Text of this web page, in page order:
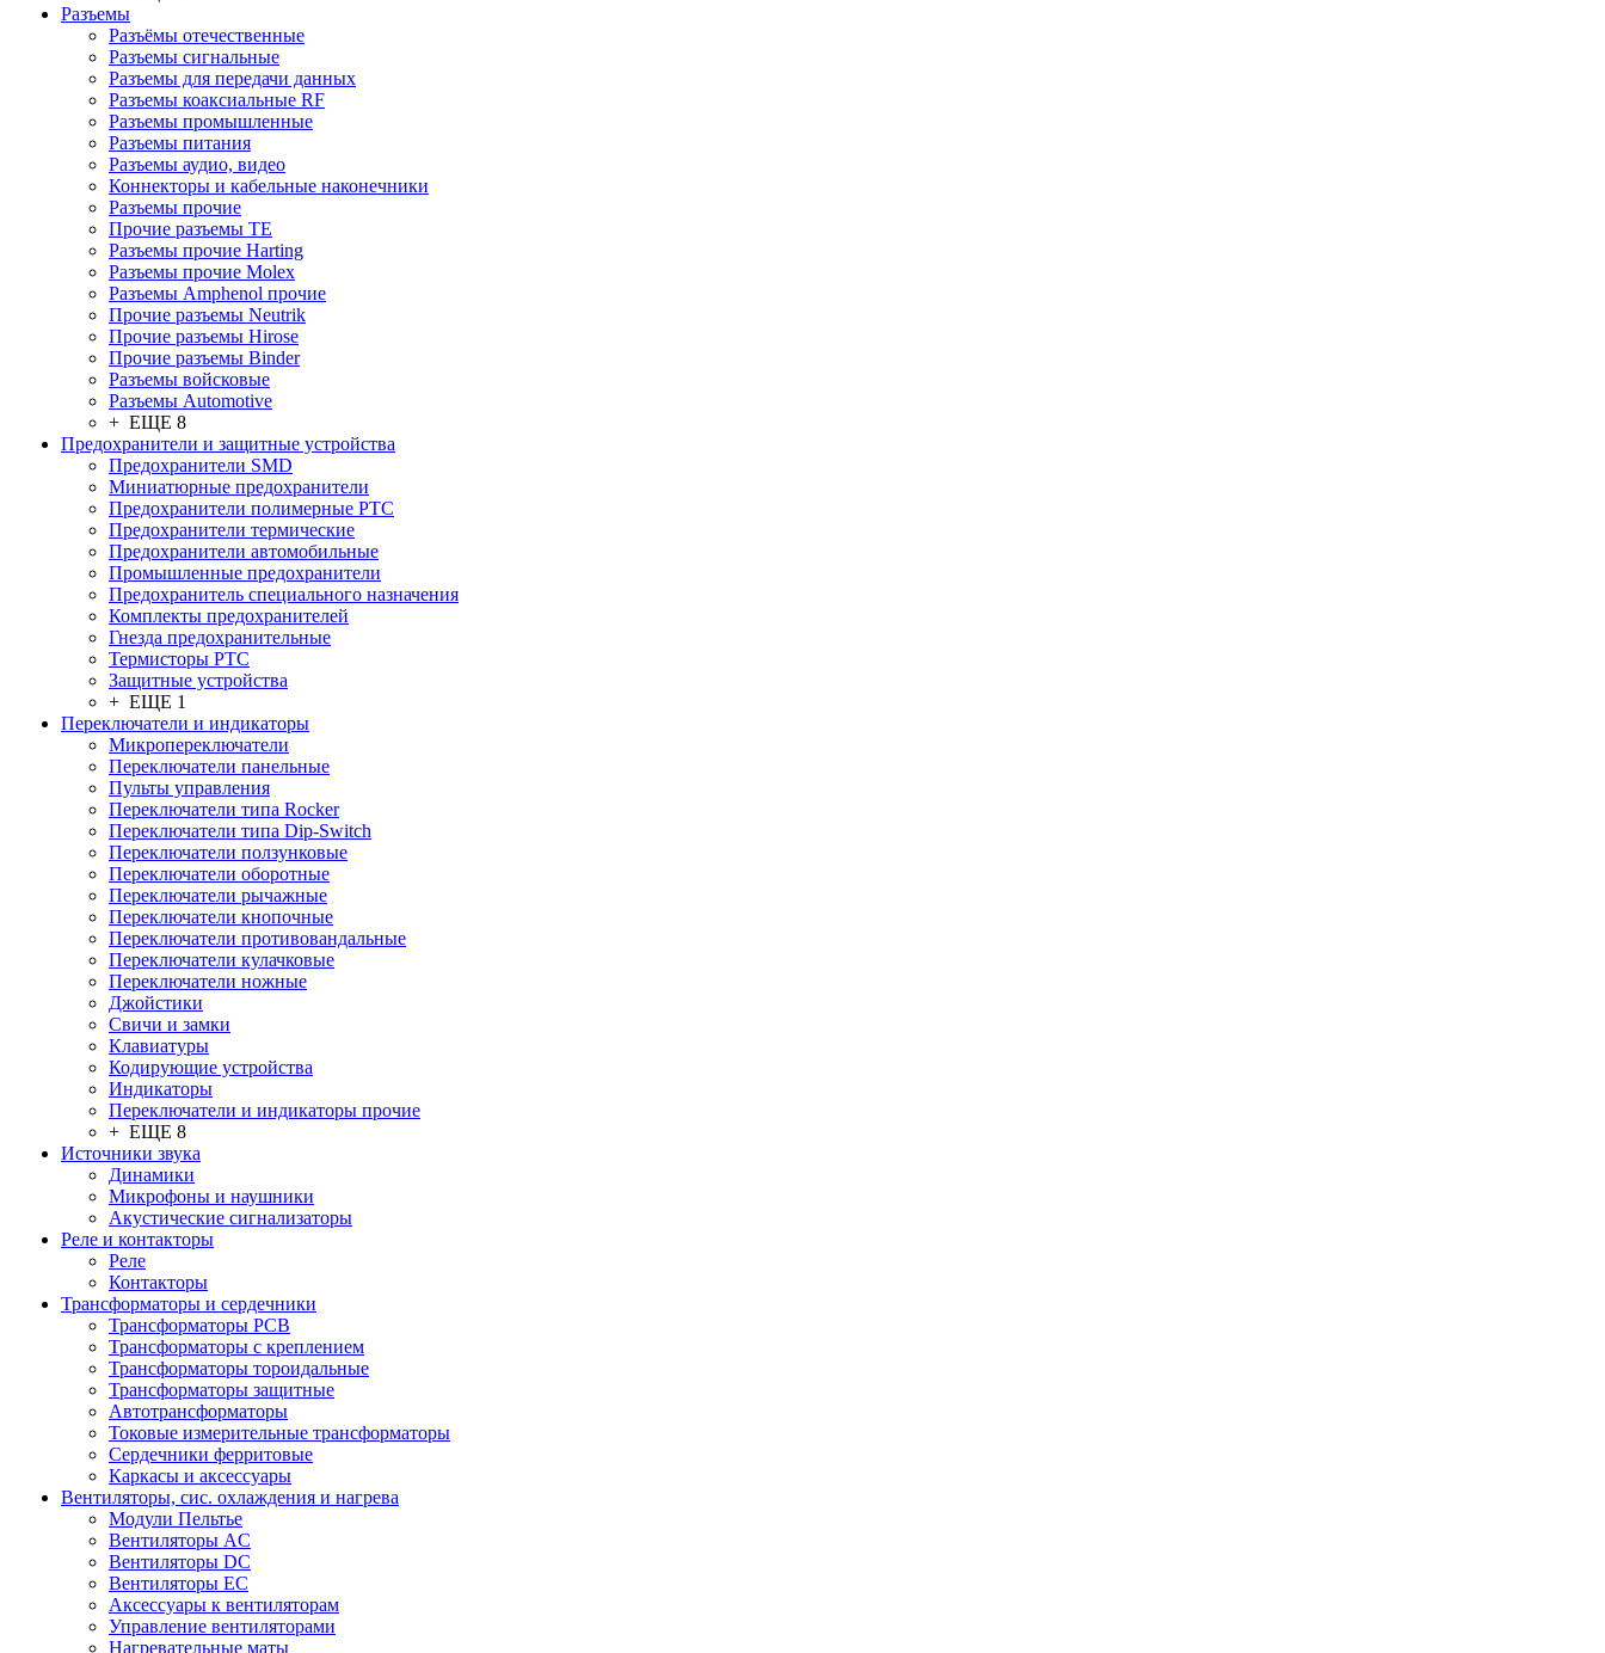
Разъeмы
Разъёмы отечественные
Разъeмы сигнальные
Разъeмы для передачи данных
Разъeмы коаксиальные RF
Разъeмы промышленные
Разъeмы питания
Разъeмы аудио, видео
Коннекторы и кабельные наконечники
Разъeмы прочие
Прочие разъемы TE
Разъемы прочие Harting
Разъемы прочие Molex
Разъемы Amphenol прочие
Прочие разъемы Neutrik
Прочие разъемы Hirose
Прочие разъемы Binder
Разъемы войсковые
Разъeмы Automotive
+ ЕЩЕ 8
Предохранители и защитные устройства
Предохранители SMD
Миниатюрные предохранители
Предохранители полимерные PTC
Предохранители термические
Предохранители автомобильные
Промышленные предохранители
Предохранитель специального назначения
Комплекты предохранителей
Гнезда предохранительные
Термисторы PTC
Защитные устройства
+ ЕЩЕ 1
Переключатели и индикаторы
Микропереключатели
Переключатели панельные
Пульты управления
Переключатели типа Rocker
Переключатели типа Dip-Switch
Переключатели ползунковые
Переключатели оборотные
Переключатели рычажные
Переключатели кнопочные
Переключатели противовандальные
Переключатели кулачковые
Переключатели ножные
Джойстики
Свичи и замки
Клавиатуры
Кодирующие устройства
Индикаторы
Переключатели и индикаторы прочие
+ ЕЩЕ 8
Источники звука
Динамики
Микрофоны и наушники
Акустические сигнализаторы
Реле и контакторы
Реле
Контакторы
Трансформаторы и сердечники
Трансформаторы PCB
Трансформаторы с креплением
Трансформаторы тороидальные
Трансформаторы защитные
Автотрансформаторы
Токовые измерительные трансформаторы
Сердечники ферритовые
Каркасы и аксессуары
Вентиляторы, сис. охлаждения и нагрева
Модули Пельтье
Вентиляторы AC
Вентиляторы DC
Вентиляторы EC
Аксессуары к вентиляторам
Управление вентиляторами
Нагревательные маты